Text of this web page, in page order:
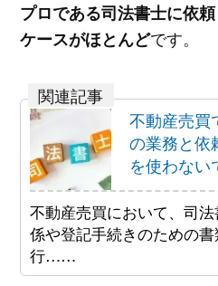
プロである司法書士に依
ケースがほとんどです。
不動産売買
の業務と依
を使わない
不動産売買において、司
係や登記手続きのための
行……